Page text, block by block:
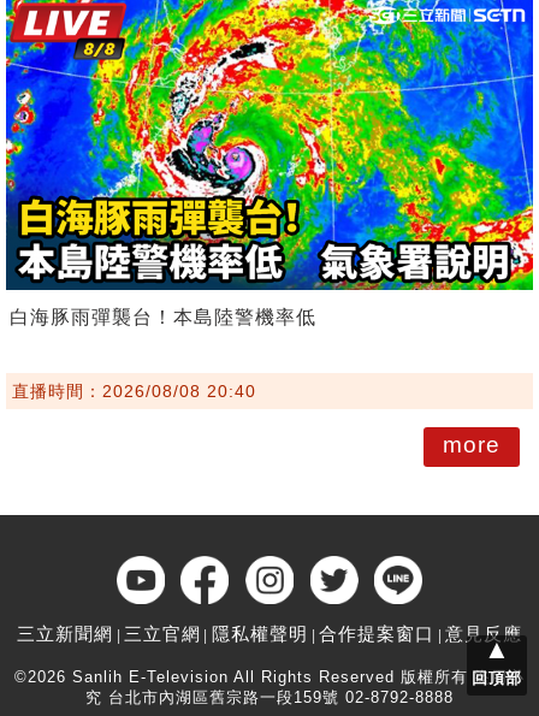
白海豚雨彈襲台！本島陸警機率低
直播時間：2026/08/08 20:40
more
三立新聞網 三立官網 隱私權聲明 合作提案窗口 意見反應
©2026 Sanlih E-Television All Rights Reserved 版權所有 盜用必
究 台北市內湖區舊宗路一段159號 02-8792-8888
▲
回頂部